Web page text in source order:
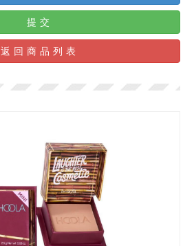
提交
返回商品列表